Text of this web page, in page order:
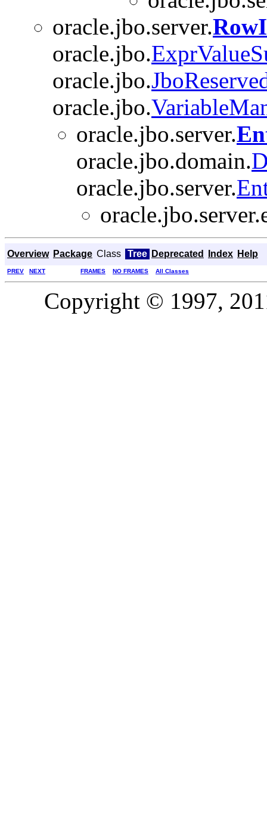
oracle.jbo.server.
oracle.jbo.
oracle.jbo.
oracle.jbo.
oracle.jbo.server.
oracle.jbo.domain.
oracle.jbo.server.
Overview Package Class Tree Deprecated Index Help
PREV NEXT FRAMES NO FRAMES All Classes
Copyright © 1997,